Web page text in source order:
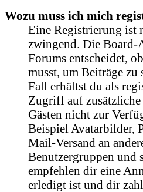
Wozu muss ich mich
Eine Registrierung ist
zwingend. Die Board-
Forums entscheidet,
musst, um Beiträge zu
Fall erhältst du als
Zugriff auf
Gästen nicht zur
Beispiel Avatarbilder,
Mail-Versand an
Benutzergruppen und
empfehlen dir eine
erledigt ist und dir